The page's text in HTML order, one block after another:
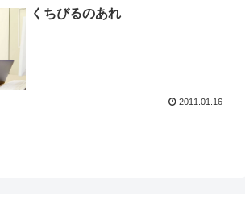
くちびるのあれ
2011.01.16